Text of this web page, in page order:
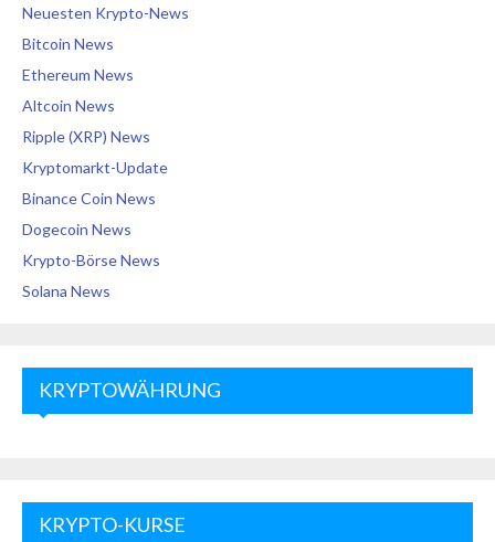
Neuesten Krypto-News
Bitcoin News
Ethereum News
Altcoin News
Ripple (XRP) News
Kryptomarkt-Update
Binance Coin News
Dogecoin News
Krypto-Börse News
Solana News
KRYPTOWÄHRUNG
KRYPTO-KURSE